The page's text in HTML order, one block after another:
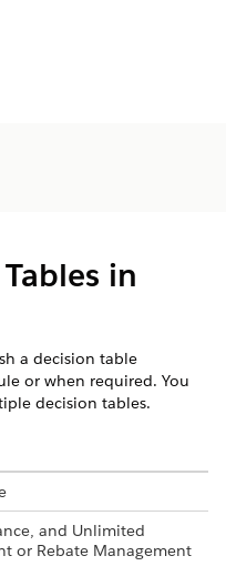
in
a decision table
or when required. You
decision tables.
and Unlimited
or Rebate Management